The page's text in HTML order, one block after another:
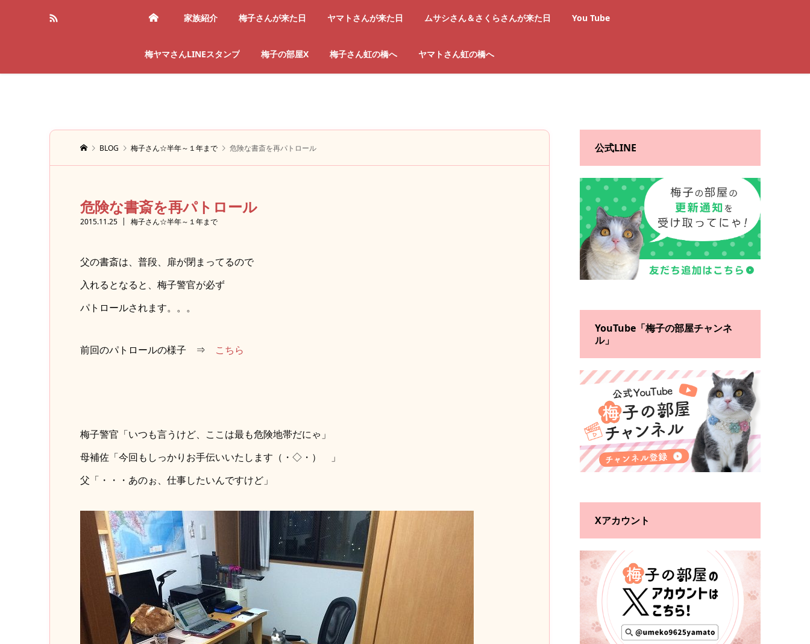
家族紹介 梅子さんが来た日 ヤマトさんが来た日 ムサシさん＆さくらさんが来た日 You Tube
梅ヤマさんLINEスタンプ 梅子の部屋X 梅子さん虹の橋へ ヤマトさん虹の橋へ
BLOG 梅子さん☆半年～１年まで 危険な書斎を再パトロール
危険な書斎を再パトロール
2015.11.25 梅子さん☆半年～１年まで
父の書斎は、普段、扉が閉まってるので
入れるとなると、梅子警官が必ず
パトロールされます。。。
前回のパトロールの様子 ⇒ こちら
梅子警官「いつも言うけど、ここは最も危険地帯だにゃ」
母補佐「今回もしっかりお手伝いいたします（・◇・）ゞ」
父「・・・あのぉ、仕事したいんですけど」
公式LINE
YouTube「梅子の部屋チャンネ
ル」
Xアカウント